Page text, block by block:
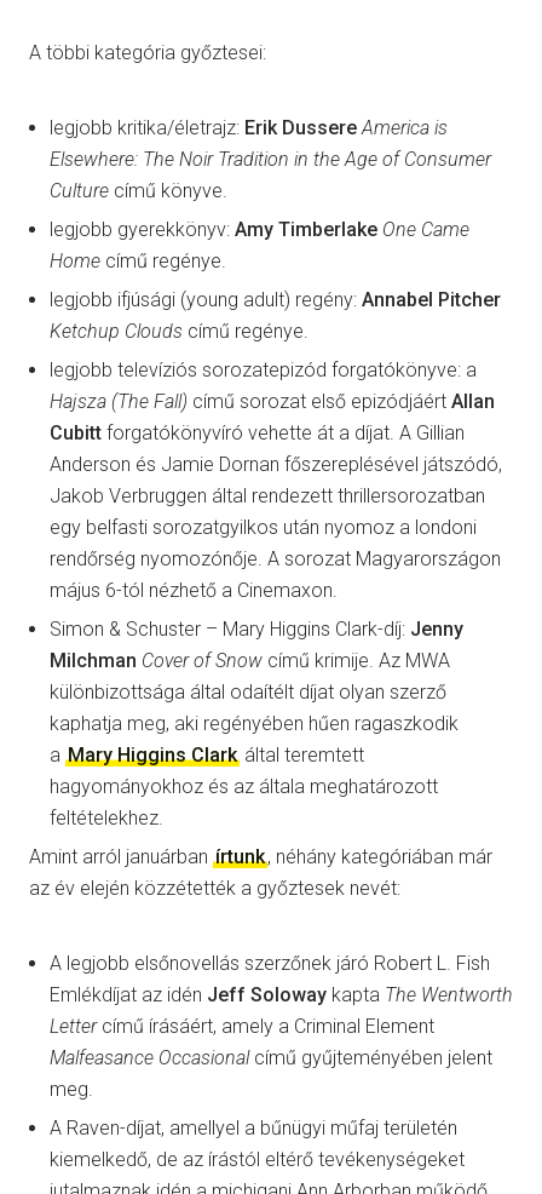
A többi kategória győztesei:
legjobb kritika/életrajz: Erik Dussere America is
Elsewhere: The Noir Tradition in the Age of Consumer
Culture című könyve.
legjobb gyerekkönyv: Amy Timberlake One Came
Home című regénye.
legjobb ifjúsági (young adult) regény: Annabel Pitcher
Ketchup Clouds című regénye.
legjobb televíziós sorozatepizód forgatókönyve: a
Hajsza (The Fall) című sorozat első epizódjáért Allan
Cubitt forgatókönyvíró vehette át a díjat. A Gillian
Anderson és Jamie Dornan főszereplésével játszódó,
Jakob Verbruggen által rendezett thrillersorozatban
egy belfasti sorozatgyilkos után nyomoz a londoni
rendőrség nyomozónője. A sorozat Magyarországon
május 6-tól nézhető a Cinemaxon.
Simon & Schuster – Mary Higgins Clark-díj: Jenny
Milchman Cover of Snow című krimije. Az MWA
különbizottsága által odaítélt díjat olyan szerző
kaphatja meg, aki regényében hűen ragaszkodik
a Mary Higgins Clark által teremtett
hagyományokhoz és az általa meghatározott
feltételekhez.
Amint arról januárban írtunk, néhány kategóriában már
az év elején közzétették a győztesek nevét:
A legjobb elsőnovellás szerzőnek járó Robert L. Fish
Emlékdíjat az idén Jeff Soloway kapta The Wentworth
Lettercímű írásáért, amely a Criminal Element
Malfeasance Occasionalcímű gyűjteményében jelent
meg.
A Raven-díjat, amellyel a bűnügyi műfaj területén
kiemelkedő, de az írástól eltérő tevékenységeket